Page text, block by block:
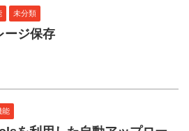
未分類
ージ保存
能